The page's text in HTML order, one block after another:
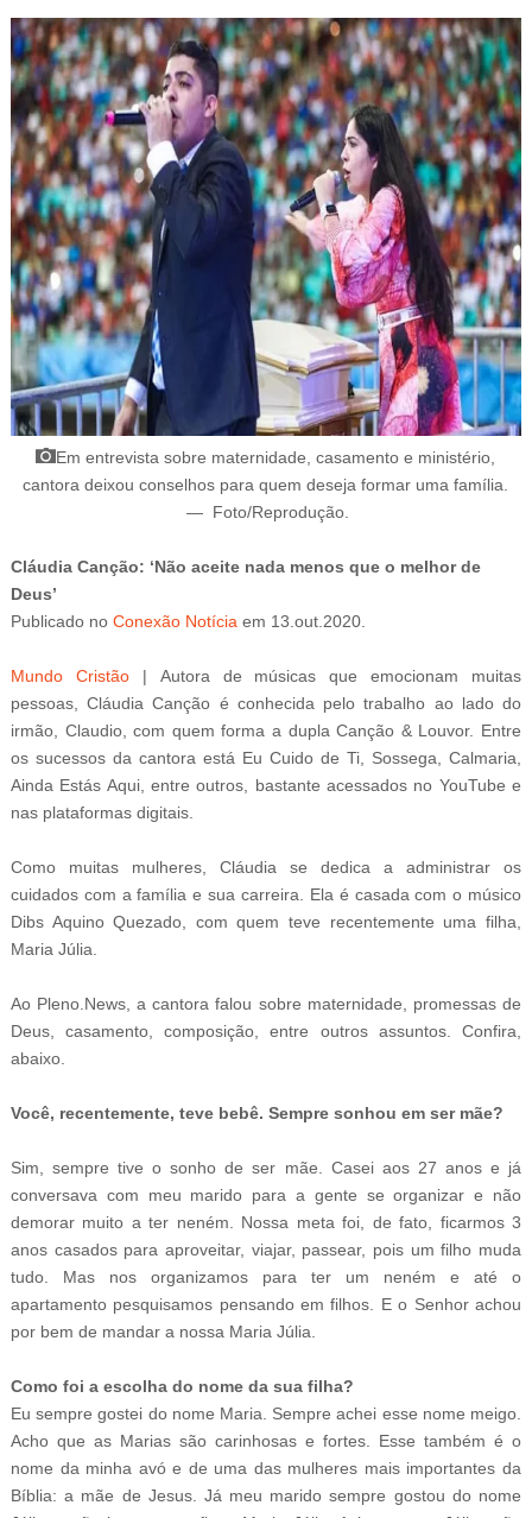
Em entrevista sobre maternidade, casamento e ministério,
cantora deixou conselhos para quem deseja formar uma família
— Foto/Reprodução
Cláudia Canção: ‘Não aceite nada menos que o melhor de
Deus’
Publicado no Conexão Notícia em 13.out.2020.
Mundo Cristão| Autora de músicas que emocionam muitas
pessoas, Cláudia Canção é conhecida pelo trabalho ao lado do
irmão, Claudio, com quem forma a dupla Canção & Louvor. Entre
os sucessos da cantora está Eu Cuido de Ti, Sossega, Calmaria,
Ainda Estás Aqui, entre outros, bastante acessados no YouTube e
nas plataformas digitais.
Como muitas mulheres, Cláudia se dedica a administrar os
cuidados com a família e sua carreira. Ela é casada com o músico
Dibs Aquino Quezado, com quem teve recentemente uma filha,
Maria Júlia.
Ao Pleno.News, a cantora falou sobre maternidade, promessas de
Deus, casamento, composição, entre outros assuntos. Confira,
abaixo.
Você, recentemente, teve bebê. Sempre sonhou em ser mãe?
Sim, sempre tive o sonho de ser mãe. Casei aos 27 anos e já
conversava com meu marido para a gente se organizar e não
demorar muito a ter neném. Nossa meta foi, de fato, ficarmos 3
anos casados para aproveitar, viajar, passear, pois um filho muda
tudo. Mas nos organizamos para ter um neném e até o
apartamento pesquisamos pensando em filhos. E o Senhor achou
por bem de mandar a nossa Maria Júlia.
Como foi a escolha do nome da sua filha?
Eu sempre gostei do nome Maria. Sempre achei esse nome meigo.
Acho que as Marias são carinhosas e fortes. Esse também é o
nome da minha avó e de uma das mulheres mais importantes da
Bíblia: a mãe de Jesus. Já meu marido sempre gostou do nome